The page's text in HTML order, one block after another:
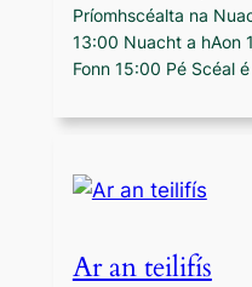
Príomhscéalta na
13:00 Nuacht a hAon
Fonn 15:00 Pé Scéal
Ar an teilifís